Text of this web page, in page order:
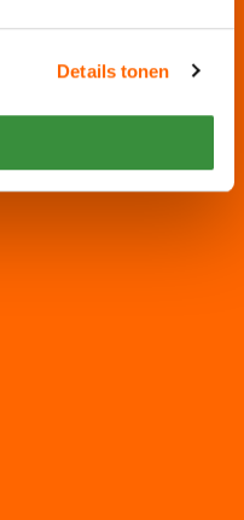
Details tonen